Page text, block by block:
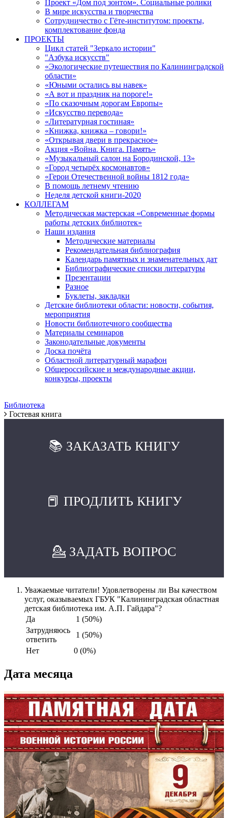
Проект «Дом под зонтом». Социальные ролики
В мире искусства и творчества
Сотрудничество с Гёте-институтом: проекты,
комплектование фонда
ПРОЕКТЫ
Цикл статей "Зеркало истории"
"Азбука искусств"
«Экологические путешествия по Калининградской
области»
«Юными остались вы навек»
«А вот и праздник на пороге!»
«По сказочным дорогам Европы»
«Искусство перевода»
«Литературная гостиная»
«Книжка, книжка – говори!»
«Открывая двери в прекрасное»
Акция «Война. Книга. Память»
«Музыкальный салон на Бородинской, 13»
«Город четырёх космонавтов»
«Герои Отечественной войны 1812 года»
В помощь летнему чтению
Неделя детской книги-2020
КОЛЛЕГАМ
Методическая мастерская «Современные формы
работы детских библиотек»
Наши издания
Методические материалы
Рекомендательная библиография
Календарь памятных и знаменательных дат
Библиографические списки литературы
Презентации
Разное
Буклеты, закладки
Детские библиотеки области: новости, события,
мероприятия
Новости библиотечного сообщества
Материалы семинаров
Законодательные документы
Доска почёта
Областной литературный марафон
Общероссийские и международные акции,
конкурсы, проекты
Библиотека
Гостевая книга
📚 ЗАКАЗАТЬ КНИГУ
📕 ПРОДЛИТЬ КНИГУ
💁 ЗАДАТЬ ВОПРОС
Уважаемые читатели! Удовлетворены ли Вы качеством
услуг, оказываемых ГБУК "Калининградская областная
детская библиотека им. А.П. Гайдара"?
Да
1 (50%)
Затрудняюсь
ответить
1 (50%)
Нет
0 (0%)
Дата месяца